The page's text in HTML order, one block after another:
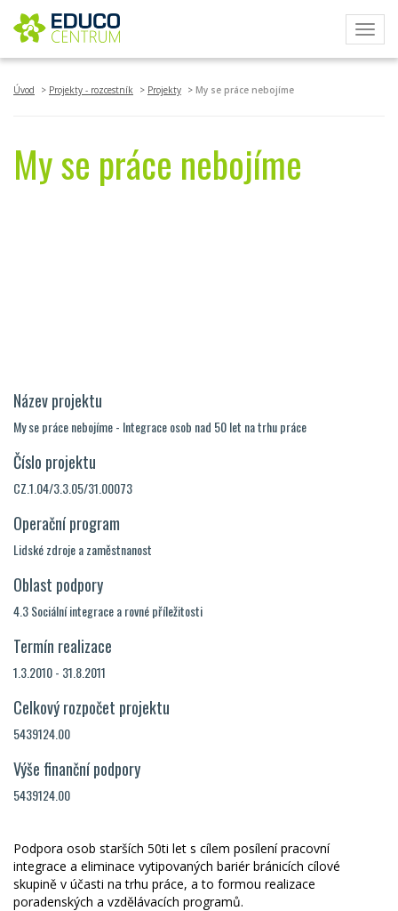
Úvod Projekty - rozcestník Projekty My se práce nebojíme
My se práce nebojíme
Název projektu
My se práce nebojíme - Integrace osob nad 50 let na trhu práce
Číslo projektu
CZ.1.04/3.3.05/31.00073
Operační program
Lidské zdroje a zaměstnanost
Oblast podpory
4.3 Sociální integrace a rovné příležitosti
Termín realizace
1.3.2010 - 31.8.2011
Celkový rozpočet projektu
5439124.00
Výše finanční podpory
5439124.00
Podpora osob starších 50ti let s cílem posílení pracovní
integrace a eliminace vytipovaných bariér bránicích cílové
skupině v účasti na trhu práce, a to formou realizace
poradenských a vzdělávacích programů.